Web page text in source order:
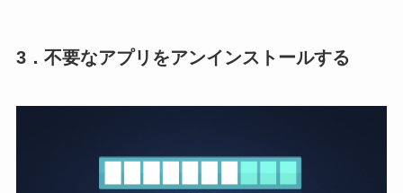
3．不要なアプリをアンインストールする